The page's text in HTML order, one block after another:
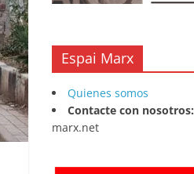
Espai Marx
Quienes somos
Contacte con nosotros:
marx.net